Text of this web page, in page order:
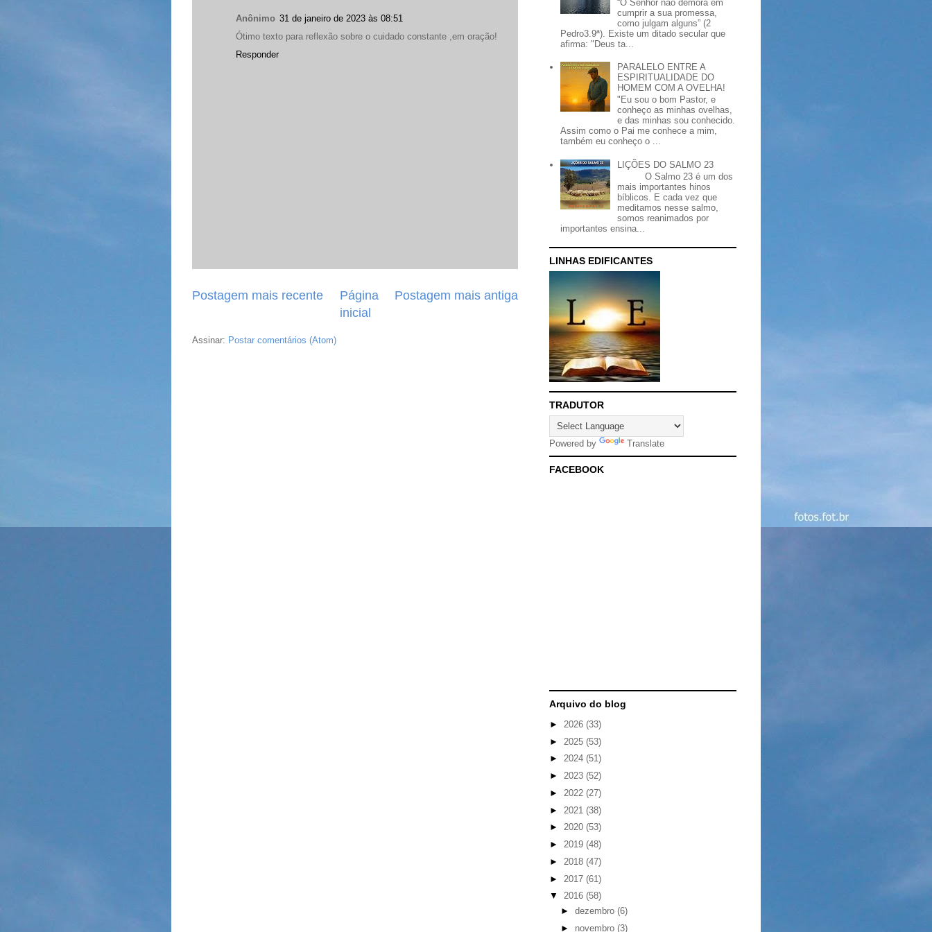
Anônimo 31 de janeiro de 2023 às 08:51
Ótimo texto para reflexão sobre o cuidado constante ,em oração!
Responder
Postagem mais recente Postagem mais antiga
Página
inicial
Assinar: Postar comentários (Atom)
“O Senhor não demora em
cumprir a sua promessa,
como julgam alguns” (2
Pedro3.9ª). Existe um ditado secular que
afirma: "Deus ta...
PARALELO ENTRE A
ESPIRITUALIDADE DO
HOMEM COM A OVELHA!
"Eu sou o bom Pastor, e
conheço as minhas ovelhas,
e das minhas sou conhecido.
Assim como o Pai me conhece a mim,
também eu conheço o ...
LIÇÕES DO SALMO 23
O Salmo 23 é um dos
mais importantes hinos
bíblicos. E cada vez que
meditamos nesse salmo,
somos reanimados por
importantes ensina...
LINHAS EDIFICANTES
TRADUTOR
Powered by Translate
FACEBOOK
Arquivo do blog
► 2026 (33)
► 2025 (53)
► 2024 (51)
► 2023 (52)
► 2022 (27)
► 2021 (38)
► 2020 (53)
► 2019 (48)
► 2018 (47)
► 2017 (61)
▼ 2016 (58)
► dezembro (6)
► novembro (3)